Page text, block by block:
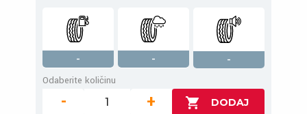
- -
-
Odaberite količinu
- +